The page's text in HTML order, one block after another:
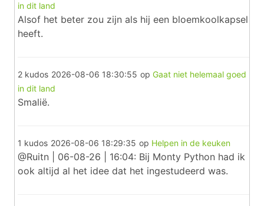
in dit land
Alsof het beter zou zijn als hij een bloemkoolkapsel
heeft.
2 kudos 2026-08-06 18:30:55 op Gaat niet helemaal goed
in dit land
Smalië.
1 kudos 2026-08-06 18:29:35 op Helpen in de keuken
@Ruitn | 06-08-26 | 16:04: Bij Monty Python had ik
ook altijd al het idee dat het ingestudeerd was.